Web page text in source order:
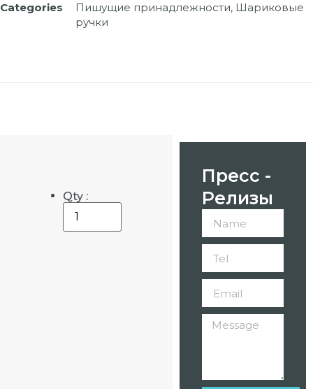
Categories
Пишущие принадлежности, Шариковые
ручки
Qty :
Пресс -
Релизы